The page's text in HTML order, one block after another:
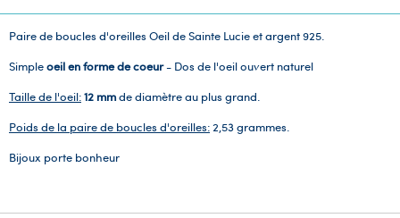
Paire de boucles d'oreilles Oeil de Sainte Lucie et argent 925.
Simpleoeil en forme de coeur- Dos de l'oeil ouvert naturel
Taille de l'oeil:12 mmde diamètre au plus grand.
Poids de la paire de boucles d'oreilles:2,53 grammes.
Bijoux porte bonheur